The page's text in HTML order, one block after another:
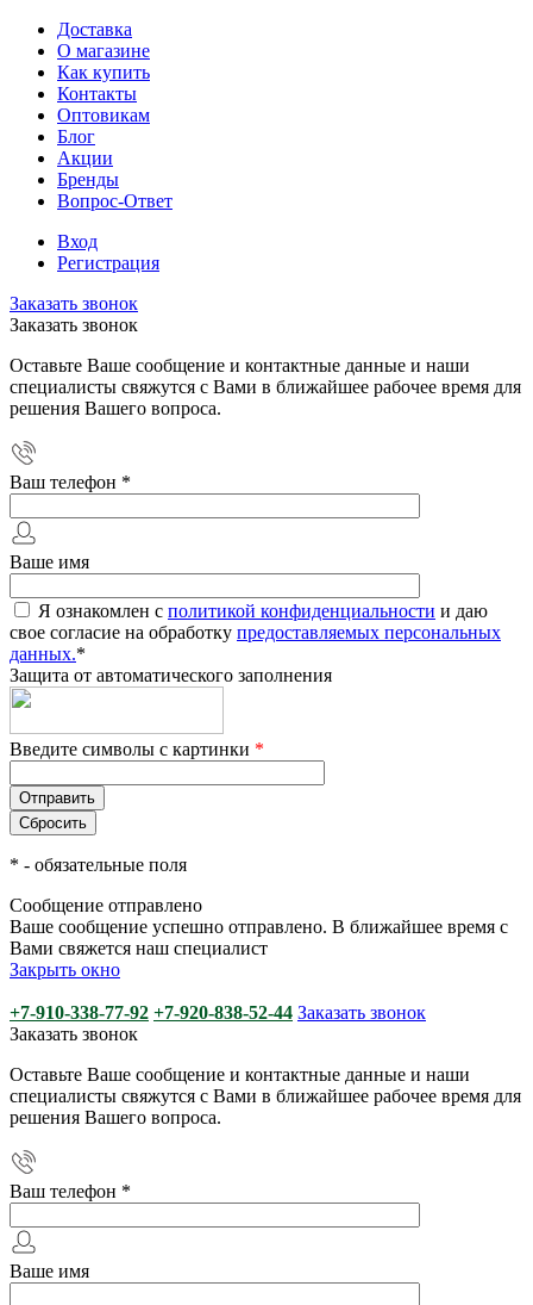
Доставка
О магазине
Как купить
Контакты
Оптовикам
Блог
Акции
Бренды
Вопрос-Ответ
Вход
Регистрация
Заказать звонок
Заказать звонок
Оставьте Ваше сообщение и контактные данные и наши
специалисты свяжутся с Вами в ближайшее рабочее время для
решения Вашего вопроса.
Ваш телефон *
Ваше имя
Я ознакомлен с политикой конфиденциальности и даю
свое согласие на обработку предоставляемых персональных
данных.*
Защита от автоматического заполнения
Введите символы с картинки *
* - обязательные поля
Сообщение отправлено
Ваше сообщение успешно отправлено. В ближайшее время с
Вами свяжется наш специалист
Закрыть окно
+7-910-338-77-92 +7-920-838-52-44 Заказать звонок
Заказать звонок
Оставьте Ваше сообщение и контактные данные и наши
специалисты свяжутся с Вами в ближайшее рабочее время для
решения Вашего вопроса.
Ваш телефон *
Ваше имя